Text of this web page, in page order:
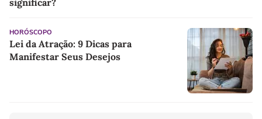
significar?
HORÓSCOPO
Lei da Atração: 9 Dicas para
Manifestar Seus Desejos